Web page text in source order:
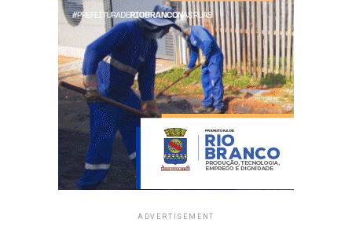
ADVERTISEMENT